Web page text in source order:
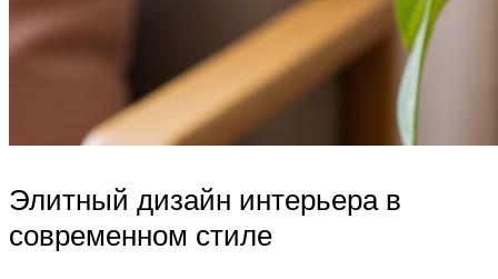
Элитный дизайн интерьера в
современном стиле